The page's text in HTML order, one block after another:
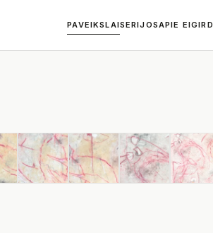
PAVEIKSLAISERIJOSAPIE